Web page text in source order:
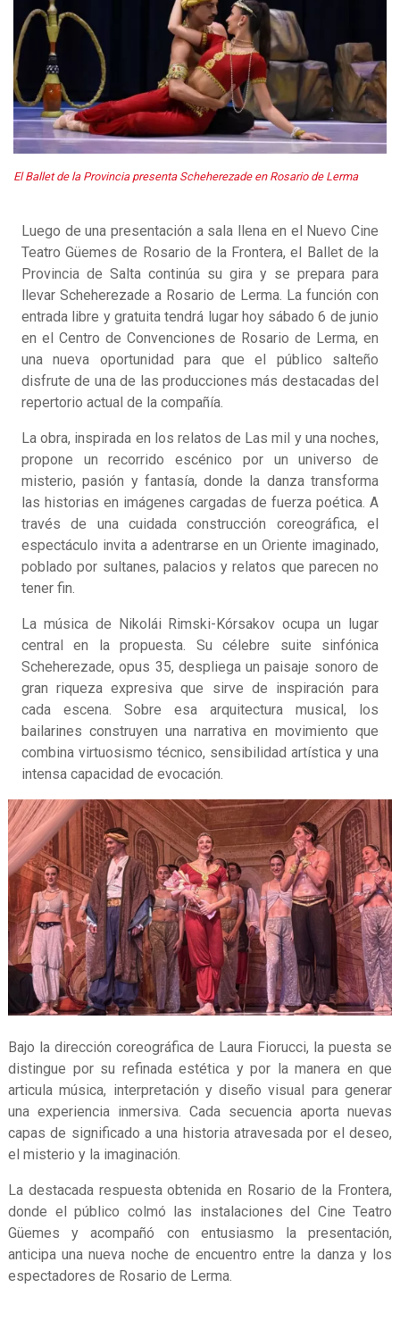
El Ballet de la Provincia presenta Scheherezade en Rosario de Lerma
Luego de una presentación a sala llena en el Nuevo Cine
Teatro Güemes de Rosario de la Frontera, el Ballet de la
Provincia de Salta continúa su gira y se prepara para
llevar Scheherezade a Rosario de Lerma. La función con
entrada libre y gratuita tendrá lugar hoy sábado 6 de junio
en el Centro de Convenciones de Rosario de Lerma, en
una nueva oportunidad para que el público salteño
disfrute de una de las producciones más destacadas del
repertorio actual de la compañía.
La obra, inspirada en los relatos de Las mil y una noches,
propone un recorrido escénico por un universo de
misterio, pasión y fantasía, donde la danza transforma
las historias en imágenes cargadas de fuerza poética. A
través de una cuidada construcción coreográfica, el
espectáculo invita a adentrarse en un Oriente imaginado,
poblado por sultanes, palacios y relatos que parecen no
tener fin.
La música de Nikolái Rimski-Kórsakov ocupa un lugar
central en la propuesta. Su célebre suite sinfónica
Scheherezade, opus 35, despliega un paisaje sonoro de
gran riqueza expresiva que sirve de inspiración para
cada escena. Sobre esa arquitectura musical, los
bailarines construyen una narrativa en movimiento que
combina virtuosismo técnico, sensibilidad artística y una
intensa capacidad de evocación.
Bajo la dirección coreográfica de Laura Fiorucci, la puesta se
distingue por su refinada estética y por la manera en que
articula música, interpretación y diseño visual para generar
una experiencia inmersiva. Cada secuencia aporta nuevas
capas de significado a una historia atravesada por el deseo,
el misterio y la imaginación.
La destacada respuesta obtenida en Rosario de la Frontera,
donde el público colmó las instalaciones del Cine Teatro
Güemes y acompañó con entusiasmo la presentación,
anticipa una nueva noche de encuentro entre la danza y los
espectadores de Rosario de Lerma.